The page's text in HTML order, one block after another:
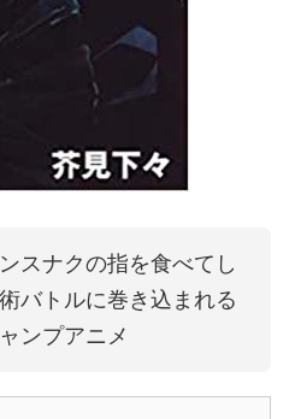
スナクの指を食べてし
バトルに巻き込まれる
ンプアニメ